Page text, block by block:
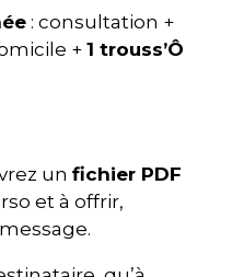
: consultation +
+ 1 trouss’Ô
un fichier PDF
et à offrir,